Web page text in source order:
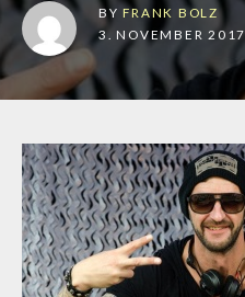
BYFRANK BOLZ
3. NOVEMBER 2017